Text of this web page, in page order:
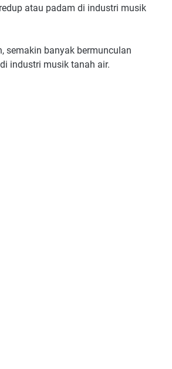
atau padam di industri musik
semakin banyak bermunculan
industri musik tanah air.